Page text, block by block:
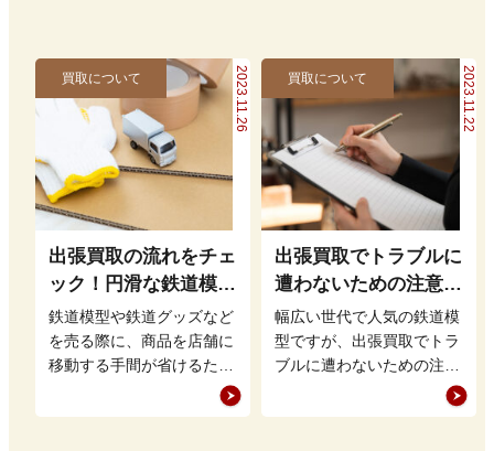
2023.11.26
買取について
出張買取の流れをチェ
ック！円滑な鉄道模型
買取のために知ってお
きたいこと
鉄道模型や鉄道グッズなど
を売る際に、商品を店舗に
移動する手間が省けるため
が、その流れはどのような
2023.11.22
買取について
出張買取でトラブルに
遭わないための注意点
とは？業者の選び方も
確認
幅広い世代で人気の鉄道模
型ですが、出張買取でトラ
ブルに遭わないための注意
点はどのようなものがある
のでしょうか。 実際の出